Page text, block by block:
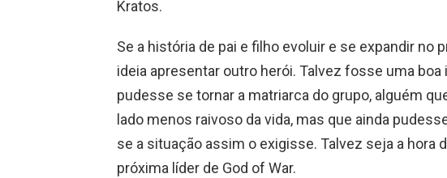
Kratos.
Se a história de pai e filho evoluir e se expandir no
ideia apresentar outro herói. Talvez fosse uma
pudesse se tornar a matriarca do grupo, alguém
lado menos raivoso da vida, mas que ainda
se a situação assim o exigisse. Talvez seja a hora
próxima líder de God of War.